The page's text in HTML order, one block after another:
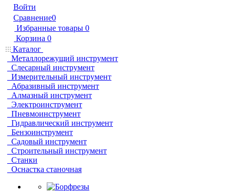
Войти
Сравнение0
Избранные товары 0
Корзина 0
Каталог
Металлорежущий инструмент
Слесарный инструмент
Измерительный инструмент
Абразивный инструмент
Алмазный инструмент
Электроинструмент
Пневмоинструмент
Гидравлический инструмент
Бензоинструмент
Садовый инструмент
Строительный инструмент
Станки
Оснастка станочная